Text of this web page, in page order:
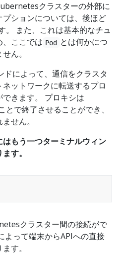
クラスターの外部に
ションについては、後ほど
。 また、これは基本的なチュ
、ここでは Pod とは何かにつ
ん。
ドによって、通信をクラスタ
ットワークに転送するプロ
きます。 プロキシは
で終了させることができ、
せん。
もう一つターミナルウィン
す。
クラスター間の接続がで
よって端末からAPIへの直接
す。